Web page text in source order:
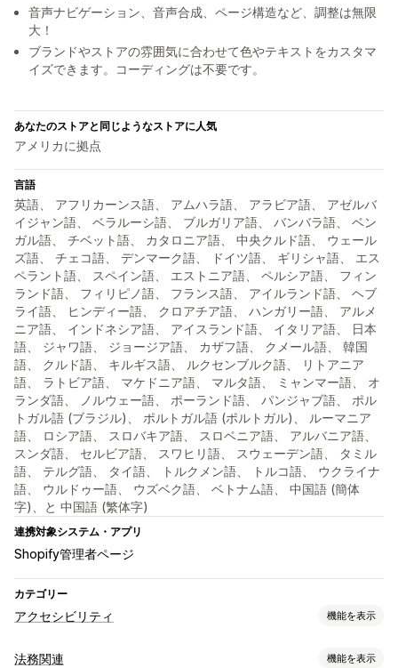
音声ナビゲーション、音声合成、ページ構造など、調整は無限
大！
ブランドやストアの雰囲気に合わせて色やテキストをカスタマ
イズできます。コーディングは不要です。
あなたのストアと同じようなストアに人気
アメリカに拠点
言語
英語、 アフリカーンス語、 アムハラ語、 アラビア語、 アゼルバ
イジャン語、 ベラルーシ語、 ブルガリア語、 バンバラ語、 ベン
ガル語、 チベット語、 カタロニア語、 中央クルド語、 ウェール
ズ語、 チェコ語、 デンマーク語、 ドイツ語、 ギリシャ語、 エス
ペラント語、 スペイン語、 エストニア語、 ペルシア語、 フィン
ランド語、 フィリピノ語、 フランス語、 アイルランド語、 ヘブ
ライ語、 ヒンディー語、 クロアチア語、 ハンガリー語、 アルメ
ニア語、 インドネシア語、 アイスランド語、 イタリア語、 日本
語、 ジャワ語、 ジョージア語、 カザフ語、 クメール語、 韓国
語、 クルド語、 キルギス語、 ルクセンブルク語、 リトアニア
語、 ラトビア語、 マケドニア語、 マルタ語、 ミャンマー語、 オ
ランダ語、 ノルウェー語、 ポーランド語、 パンジャブ語、 ポル
トガル語 (ブラジル)、 ポルトガル語 (ポルトガル)、 ルーマニア
語、 ロシア語、 スロバキア語、 スロベニア語、 アルバニア語、
スンダ語、 セルビア語、 スワヒリ語、 スウェーデン語、 タミル
語、 テルグ語、 タイ語、 トルクメン語、 トルコ語、 ウクライナ
語、 ウルドゥー語、 ウズベク語、 ベトナム語、 中国語 (簡体
字)、と 中国語 (繁体字)
連携対象システム・アプリ
Shopify管理者ページ
カテゴリー
アクセシビリティ 機能を表示
コンプライアンスタイプ
法務関連 機能を表示